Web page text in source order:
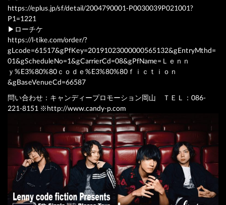
https://eplus.jp/sf/detail/2004790001-P0030039P021001?
P1=1221
▶︎ローチケ
https://l-tike.com/order/?
gLcode=61517&gPfKey=20191023000000565132&gEntryMthd=
01&gScheduleNo=1&gCarrierCd=08&gPfName=Ｌｅｎｎ
ｙ%E3%80%80ｃｏｄｅ%E3%80%80ｆｉｃｔｉｏｎ
&gBaseVenueCd=66587
問い合わせ：キャンディープロモーション岡山 ＴＥＬ：086-
221-8151 ※http://www.candy-p.com